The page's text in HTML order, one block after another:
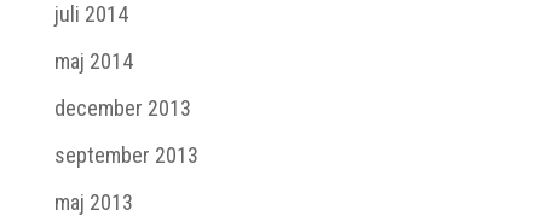
juli 2014
maj 2014
december 2013
september 2013
maj 2013